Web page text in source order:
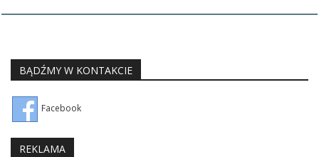
BĄDŹMY W KONTAKCIE
Facebook
REKLAMA